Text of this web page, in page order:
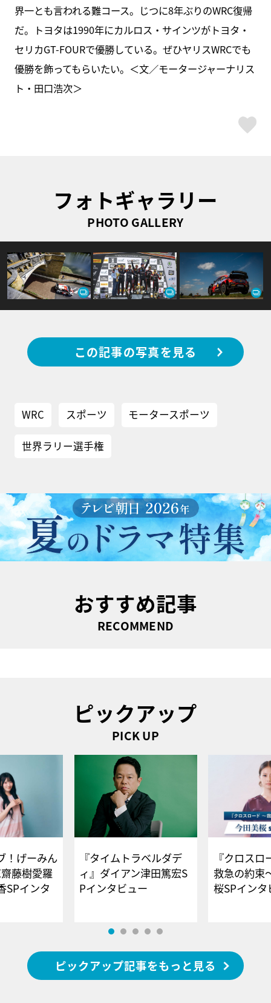
界一とも言われる難コース。じつに8年ぶりのWRC復帰
だ。トヨタは1990年にカルロス・サインツがトヨタ・
セリカGT-FOURで優勝している。ぜひヤリスWRCでも
優勝を飾ってもらいたい。＜文／モータージャーナリス
ト・田口浩次＞
フォトギャラリー
PHOTO GALLERY
この記事の写真を見る
WRC スポーツ モータースポーツ
世界ラリー選手権
おすすめ記事
RECOMMEND
ピックアップ
PICK UP
！げーみん
藤樹愛羅
SPインタ
『タイムトラベルダデ
ィ』ダイアン津田篤宏S
Pインタビュー
『クロス
救急の約束
桜SPイ
ピックアップ記事をもっと見る